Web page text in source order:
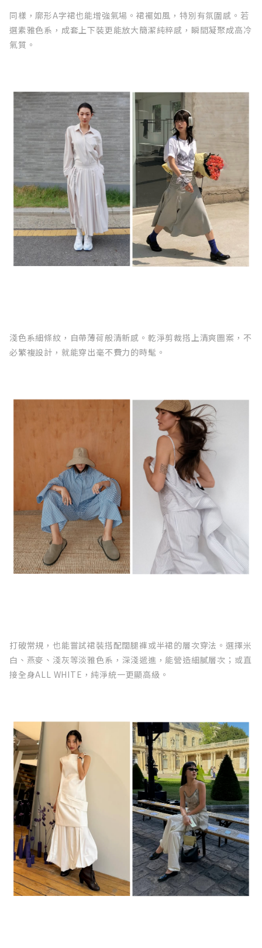
同樣，廓形A字裙也能增強氣場。裙襬如風，特別有氛圍感。若
選素雅色系，成套上下裝更能放大簡潔純粹感，瞬間凝聚成高冷
氣質。
淺色系細條紋，自帶薄荷般清新感。乾淨剪裁搭上清爽圖案，不
必繁複設計，就能穿出毫不費力的時髦。
打破常規，也能嘗試裙裝搭配闊腿褲或半裙的層次穿法。選擇米
白、燕麥、淺灰等淡雅色系，深淺遞進，能營造細膩層次；或直
接全身ALL WHITE，純淨統一更顯高級。